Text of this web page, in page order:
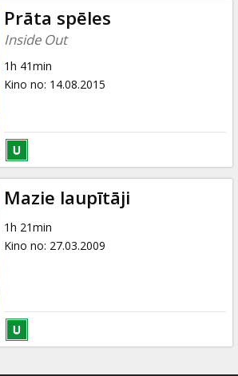
Prāta spēles
Inside Out
1h 41min
Kino no: 14.08.2015
Mazie laupītāji
1h 21min
Kino no: 27.03.2009